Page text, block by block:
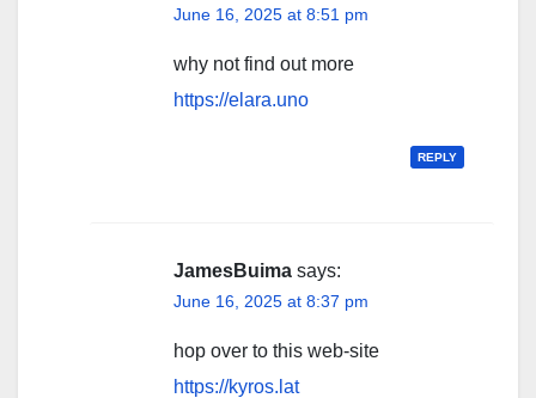
June 16, 2025 at 8:51 pm
why not find out more
https://elara.uno
REPLY
JamesBuima says:
June 16, 2025 at 8:37 pm
hop over to this web-site
https://kyros.lat